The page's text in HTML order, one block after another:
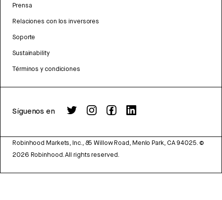
Prensa
Relaciones con los inversores
Soporte
Sustainability
Términos y condiciones
Síguenos en
Robinhood Markets, Inc., 85 Willow Road, Menlo Park, CA 94025. ©
2026 Robinhood. All rights reserved.